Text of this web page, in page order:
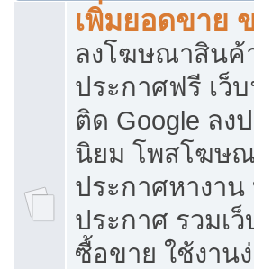
เพิ่มยอดขาย
ลงโฆษณาสิน
ประกาศฟรี เว็
ติด Google ลง
นิยม โพสโฆษ
ประกาศหางาน
ประกาศ รวมเ
ซื้อขาย ใช้งาน